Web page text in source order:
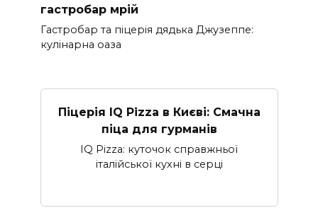
гастробар мрій
Гастробар та піцерія дядька Джузеппе:
кулінарна оаза
Піцерія IQ Pizza в Києві: Смачна
піца для гурманів
IQ Pizza: куточок справжньої
італійської кухні в серці